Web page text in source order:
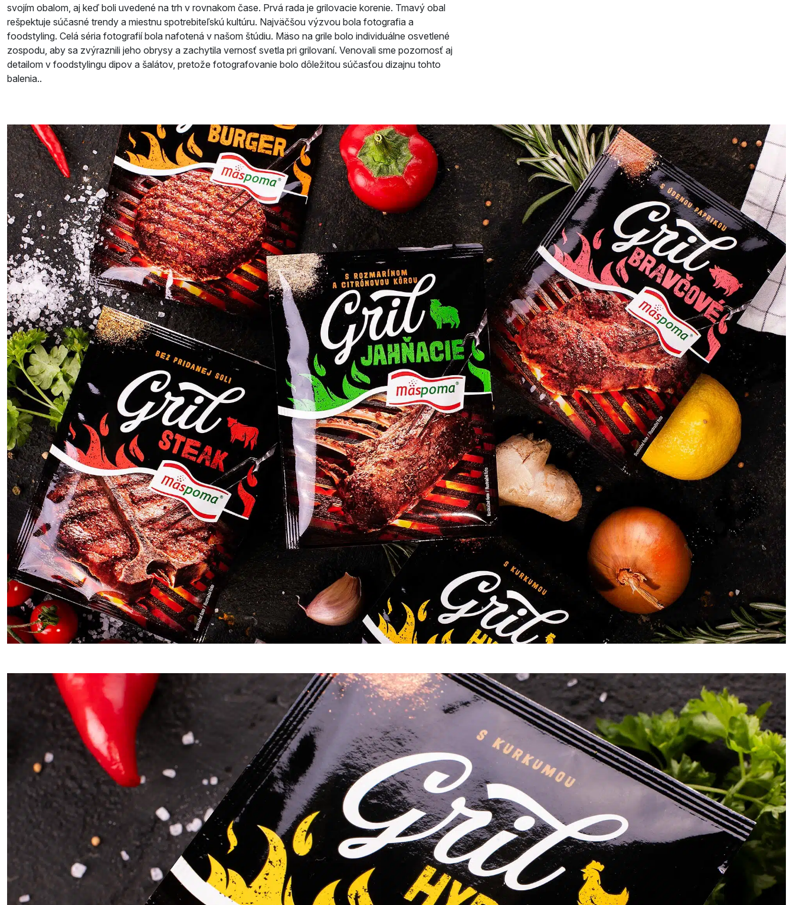
svojím obalom, aj keď boli uvedené na trh v rovnakom čase. Prvá rada je grilovacie korenie. Tmavý obal
rešpektuje súčasné trendy a miestnu spotrebiteľskú kultúru. Najväčšou výzvou bola fotografia a
foodstyling. Celá séria fotografií bola nafotená v našom štúdiu. Mäso na grile bolo individuálne osvetlené
zospodu, aby sa zvýraznili jeho obrysy a zachytila vernosť svetla pri grilovaní. Venovali sme pozornosť aj
detailom v foodstylingu dipov a šalátov, pretože fotografovanie bolo dôležitou súčasťou dizajnu tohto
balenia..